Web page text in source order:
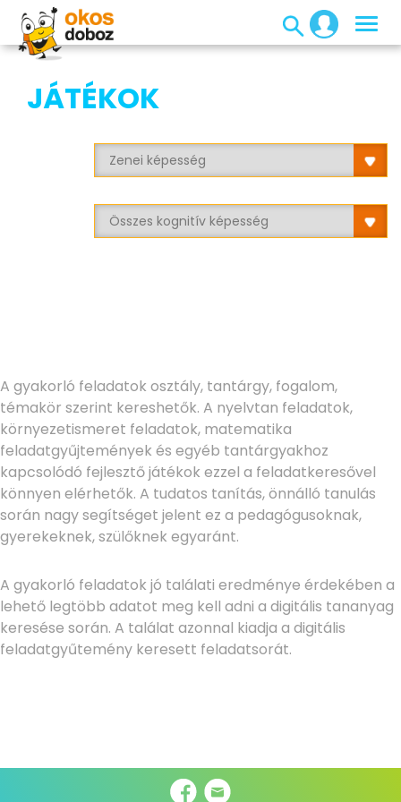
JÁTÉKOK
A gyakorló feladatok osztály, tantárgy, fogalom,
témakör szerint kereshetők. A nyelvtan feladatok,
környezetismeret feladatok, matematika
feladatgyűjtemények és egyéb tantárgyakhoz
kapcsolódó fejlesztő játékok ezzel a feladatkeresővel
könnyen elérhetők. A tudatos tanítás, önnálló tanulás
során nagy segítséget jelent ez a pedagógusoknak,
gyerekeknek, szülőknek egyaránt.
A gyakorló feladatok jó találati eredménye érdekében a
lehető legtöbb adatot meg kell adni a digitális tananyag
keresése során. A találat azonnal kiadja a digitális
feladatgyűtemény keresett feladatsorát.